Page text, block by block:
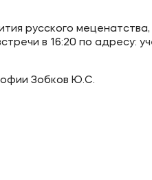
русского
в 16:20 по адресу:
Зобков Ю.С.